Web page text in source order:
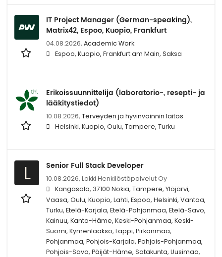
IT Project Manager (German-speaking),
Matrix42, Espoo, Kuopio, Frankfurt
04.08.2026, Academic Work
Espoo, Kuopio, Frankfurt am Main, Saksa
Erikoissuunnittelija (laboratorio-, resepti- ja
lääkitystiedot)
10.08.2026, Terveyden ja hyvinvoinnin laitos
Helsinki, Kuopio, Oulu, Tampere, Turku
L Senior Full Stack Developer
10.08.2026, Lokki Henkilöstöpalvelut Oy
Kangasala, 37100 Nokia, Tampere, Ylöjärvi,
Vaasa, Oulu, Kuopio, Lahti, Espoo, Helsinki, Vantaa,
Turku, Etelä-Karjala, Etelä-Pohjanmaa, Etelä-Savo,
Kainuu, Kanta-Häme, Keski-Pohjanmaa, Keski-
Suomi, Kymenlaakso, Lappi, Pirkanmaa,
Pohjanmaa, Pohjois-Karjala, Pohjois-Pohjanmaa,
Pohjois-Savo, Päijät-Häme, Satakunta, Uusimaa,